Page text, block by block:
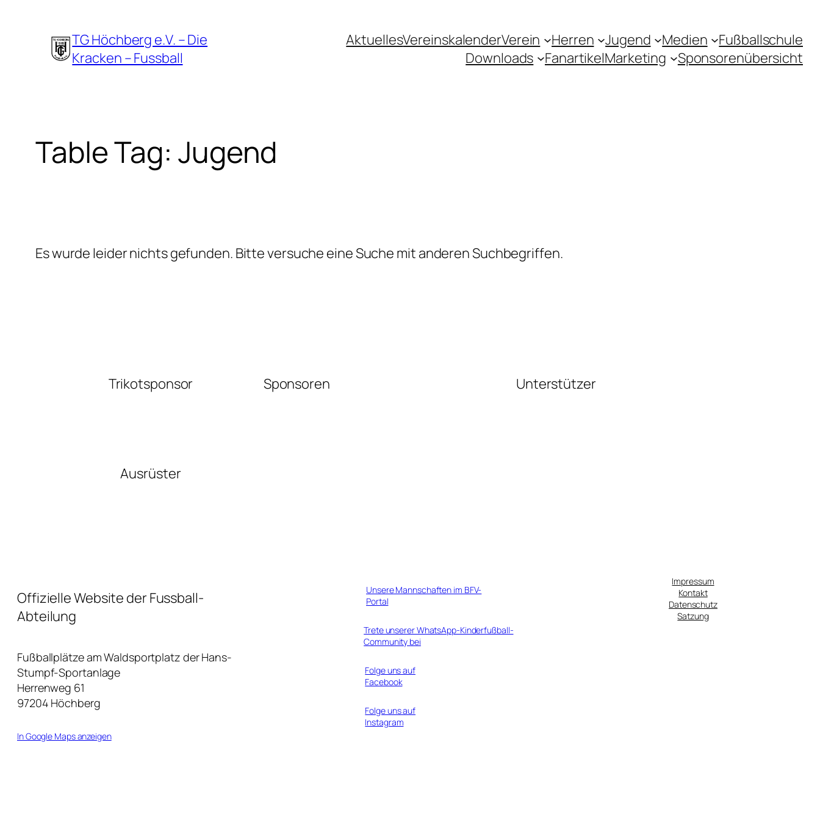
springen
TG Höchberg e.V. – Die
Kracken – Fussball
AktuellesVereinskalenderVerein Herren Jugend Medien
Fußballschule
Downloads
FanartikelMarketing Sponsorenübersicht
Table Tag: Jugend
Es wurde leider nichts gefunden. Bitte versuche eine Suche mit anderen Suchbegriffen.
Trikotsponsor
Ausrüster
Sponsoren Unterstützer
Offizielle Website der Fussball-
Abteilung
Fußballplätze am Waldsportplatz der Hans-
Stumpf-Sportanlage
Herrenweg 61
97204 Höchberg
In Google Maps anzeigen
Unsere Mannschaften im BFV-
Portal
Trete unserer WhatsApp-Kinderfußball-
Community bei
Folge uns auf
Facebook
Folge uns auf
Instagram
Impressum
Kontakt
Datenschutz
Satzung